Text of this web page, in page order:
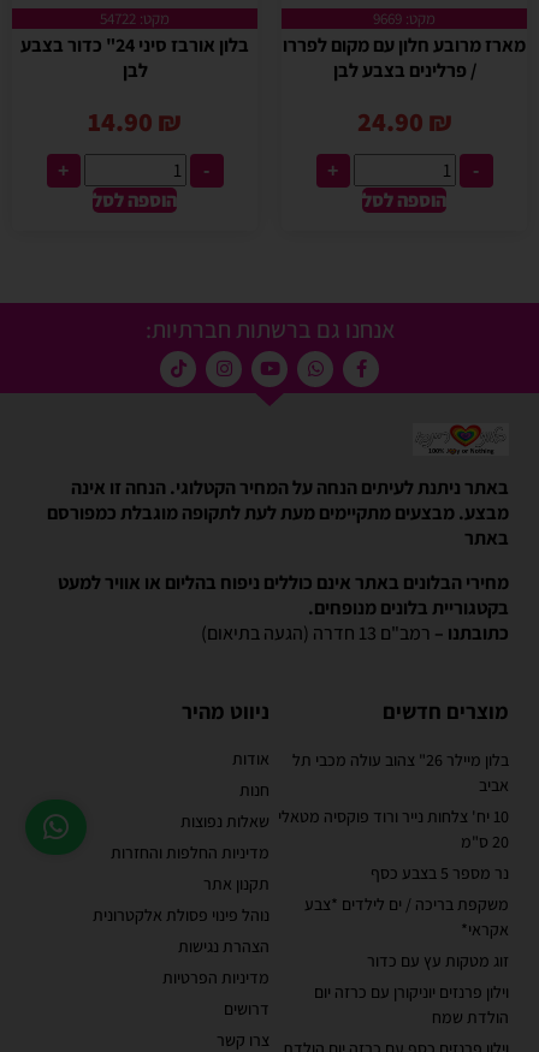
מקט: 9669
מארז מרובע חלון עם מקום לפררו
/ פרלינים בצבע לבן
24.90 ₪
-
+
הוספה לסל
מקט: 54722
בלון אורבז סיני 24" כדור בצבע
לבן
14.90 ₪
-
+
הוספה לסל
אנחנו גם ברשתות חברתיות:
באתר ניתנת לעיתים הנחה על המחיר הקטלוגי. הנחה זו אינה
מבצע. מבצעים מתקיימים מעת לעת לתקופה מוגבלת כמפורסם
באתר
מחירי הבלונים באתר אינם כוללים ניפוח בהליום או אוויר למעט
בקטגוריית בלונים מנופחים.
כתובתנו – רמב"ם 13 חדרה (הגעה בתיאום)
מוצרים חדשים
בלון מיילר 26" צהוב עולה מכבי תל
אביב
10 יח' צלחות נייר ורוד פוקסיה מטאלי
20 ס"מ
נר מספר 5 בצבע כסף
משקפת בריכה / ים לילדים *צבע
אקראי*
זוג מטקות עץ עם כדור
וילון פרנזים יוניקורן עם כרזה יום
הולדת שמח
ניווט מהיר
אודות
חנות
שאלות נפוצות
מדיניות החלפות והחזרות
תקנון אתר
נוהל פינוי פסולת אלקטרונית
הצהרת נגישות
מדיניות הפרטיות
דרושים
צרו קשר